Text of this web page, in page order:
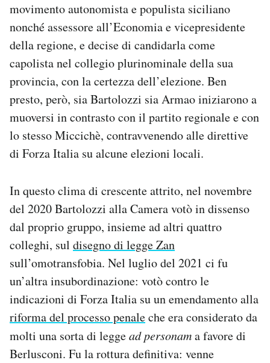
movimento autonomista e populista siciliano
nonché assessore all’Economia e vicepresidente
della regione, e decise di candidarla come
capolista nel collegio plurinominale della sua
provincia, con la certezza dell’elezione. Ben
presto, però, sia Bartolozzi sia Armao iniziarono a
muoversi in contrasto con il partito regionale e con
lo stesso Miccichè, contravvenendo alle direttive
di Forza Italia su alcune elezioni locali.
In questo clima di crescente attrito, nel novembre
del 2020 Bartolozzi alla Camera votò in dissenso
dal proprio gruppo, insieme ad altri quattro
colleghi, sul disegno di legge Zan
sull’omotransfobia. Nel luglio del 2021 ci fu
un’altra insubordinazione: votò contro le
indicazioni di Forza Italia su un emendamento alla
riforma del processo penaleche era considerato da
molti una sorta di leggead personama favore di
Berlusconi. Fu la rottura definitiva: venne